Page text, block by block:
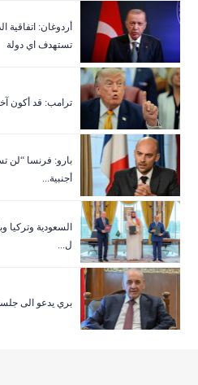
أردوغان: اتفاقية
تستهدف اي دولة
ترامب: قد أكون
بارو: فرنسا “لن
أجنبية...
السعودية وتركيا
ل...
بري يدعو الى جلسة عامة